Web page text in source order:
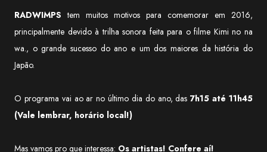
RADWIMPS tem muitos motivos para comemorar em 2016,
principalmente devido à trilha sonora feita para o filme Kimi no na
wa., o grande sucesso do ano e um dos maiores da história do
Japão.
O programa vai ao ar no último dia do ano, das7h15 até 11h45
(Vale lembrar, horário local!)
Mas vamos pro que interessa: Os artistas! Confere aí!